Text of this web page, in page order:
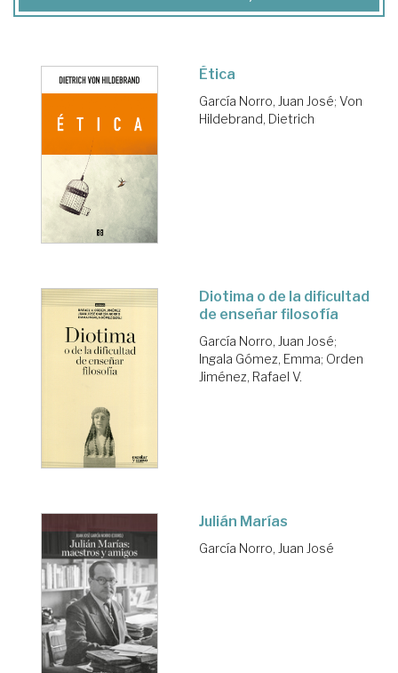
Ética
García Norro, Juan José; Von
Hildebrand, Dietrich
Diotima o de la dificultad
de enseñar filosofía
García Norro, Juan José;
Ingala Gómez, Emma; Orden
Jiménez, Rafael V.
Julián Marías
García Norro, Juan José